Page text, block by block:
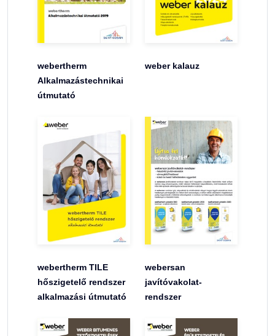
webertherm
Alkalmazástechnikai
útmutató
weber kalauz
webertherm TILE
hőszigetelő rendszer
alkalmazási útmutató
webersan
javítóvakolat-
rendszer